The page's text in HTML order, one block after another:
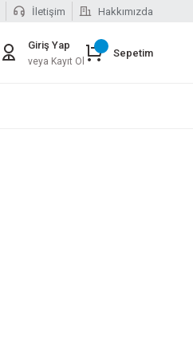
İletişim Hakkımızda
Giriş Yap
veya Kayıt Ol
Sepetim